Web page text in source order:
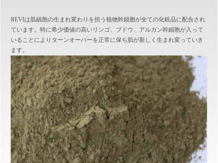
REVIは肌細胞の生まれ変わりを担う植物幹細胞が全ての化粧品に配合され
ています。特に希少価値の高いリンゴ、ブドウ、アルガン幹細胞が入って
いることによりターンオーバーを正常に保ち肌が新しく生まれ変っていき
ます。